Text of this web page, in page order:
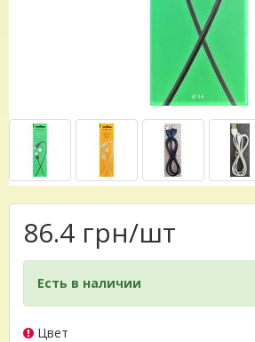
86.4 грн/шт
Есть в наличии
Цвет